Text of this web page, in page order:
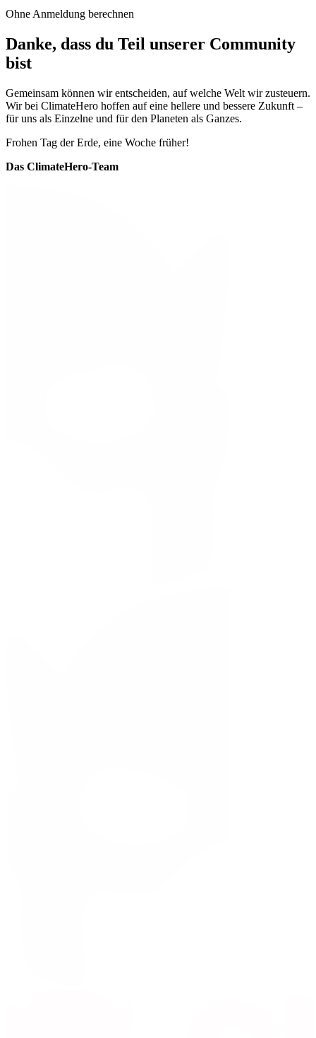
Ohne Anmeldung berechnen
Danke, dass du Teil unserer Community
bist
Gemeinsam können wir entscheiden, auf welche Welt wir zusteuern.
Wir bei ClimateHero hoffen auf eine hellere und bessere Zukunft –
für uns als Einzelne und für den Planeten als Ganzes.
Frohen Tag der Erde, eine Woche früher!
Das ClimateHero-Team